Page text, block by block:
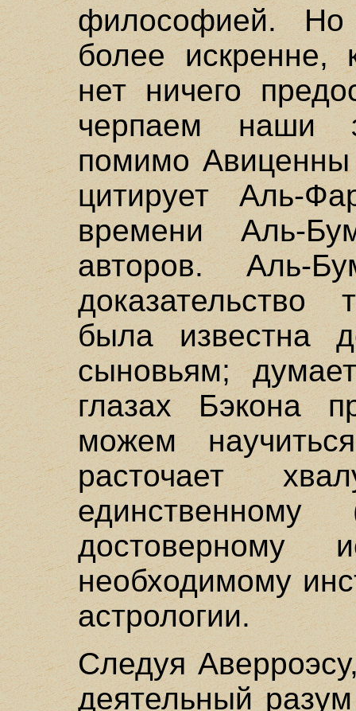
философией. Но
более искренне,
нет ничего
черпаем наши
помимо
цитирует Аль-
времени Аль-
авторов. Аль-
доказательство
была известна
сыновьям;
глазах Бэкона
можем
расточает
единственному
достоверному
необходимому
астрологии.
Следуя
деятельный